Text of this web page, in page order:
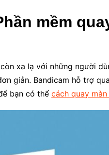
mềm
xa lạ với những người
giản. Bandicam hỗ trợ
bạn có thể cách quay